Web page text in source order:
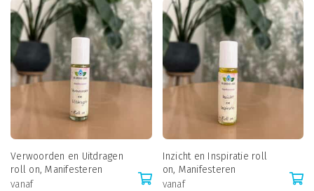
Verwoorden en Uitdragen
roll on, Manifesteren
vanaf
Inzicht en Inspiratie roll
on, Manifesteren
vanaf